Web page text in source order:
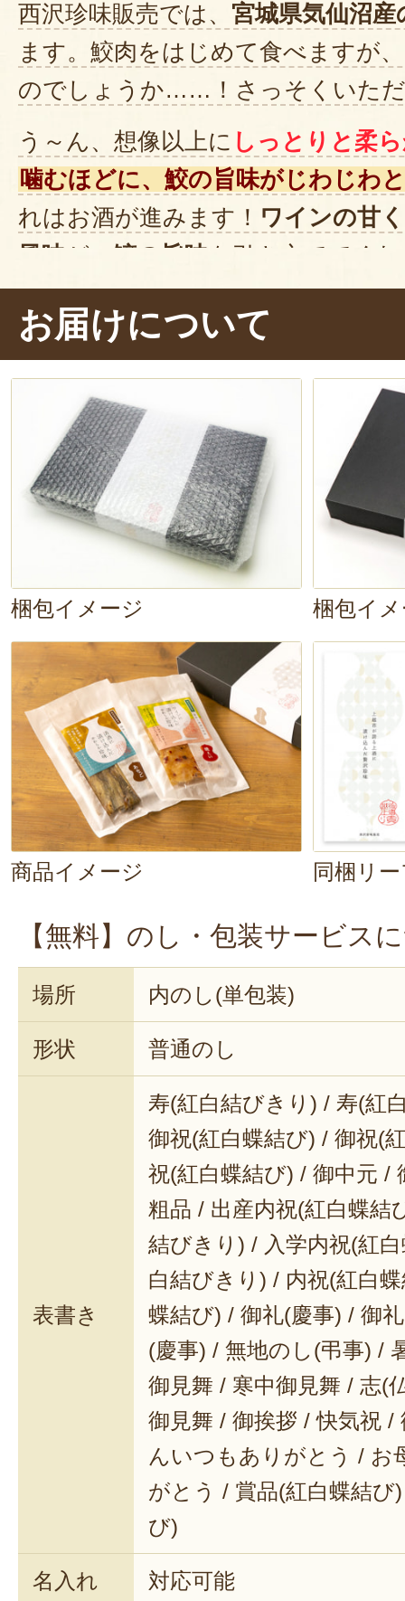
西沢珍味販売では、 宮城県気仙沼産
ます。鮫肉をはじめて食べますが
のでしょうか……！さっそくいた
う～ん、想像以上に しっとりと柔
噛むほどに、鮫の旨味がじわじわ
れはお酒が進みます！ ワインの甘
風味 が、 鮫の旨味 を引き立ててく
味も食べてみたくなりました！
お届けについて
梱包イメージ 梱包イ
商品イメージ 同梱リ
【無料】のし・包装サービス
場所 内のし(単包装)
形状 普通のし
表書き
寿(紅白結びきり) / 寿(紅
御祝(紅白蝶結び) / 御祝(
祝(紅白蝶結び) / 御中元 /
粗品 / 出産内祝(紅白蝶結
結びきり) / 入学内祝(紅
白結びきり) / 内祝(紅白
蝶結び) / 御礼(慶事) / 御
(慶事) / 無地のし(弔事) /
御見舞 / 寒中御見舞 / 志(
御見舞 / 御挨拶 / 快気祝 /
んいつもありがとう / お
がとう / 賞品(紅白蝶結び
び)
名入れ 対応可能